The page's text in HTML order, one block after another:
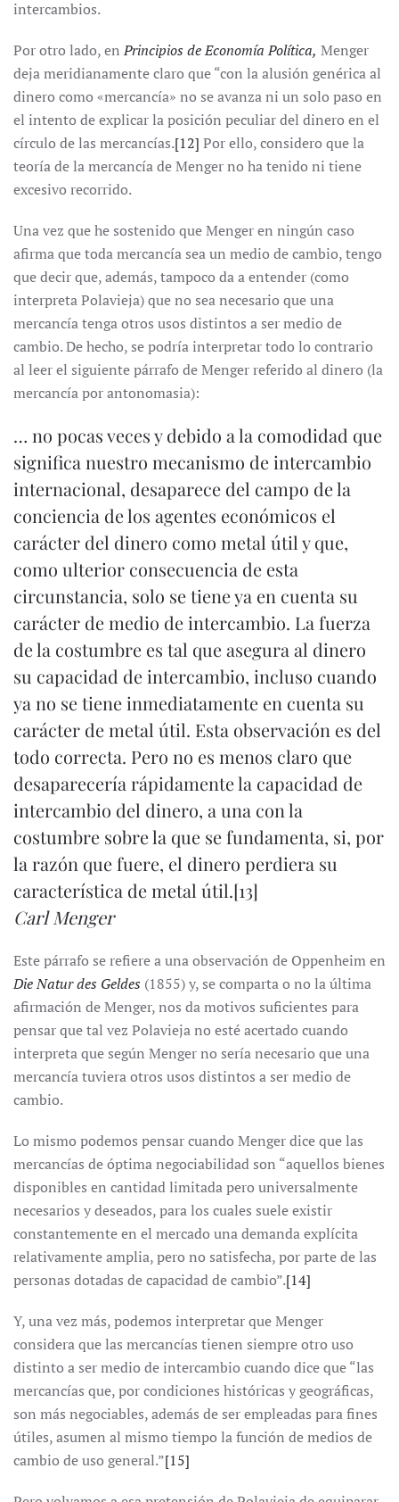
intercambios.
Por otro lado, enPrincipios de Economía Política, Menger
deja meridianamente claro que “con la alusión genérica al
dinero como «mercancía» no se avanza ni un solo paso en
el intento de explicar la posición peculiar del dinero en el
círculo de las mercancías.[12] Por ello, considero que la
teoría de la mercancía de Menger no ha tenido ni tiene
excesivo recorrido.
Una vez que he sostenido que Menger en ningún caso
afirma que toda mercancía sea un medio de cambio, tengo
que decir que, además, tampoco da a entender (como
interpreta Polavieja) que no sea necesario que una
mercancía tenga otros usos distintos a ser medio de
cambio. De hecho, se podría interpretar todo lo contrario
al leer el siguiente párrafo de Menger referido al dinero (la
mercancía por antonomasia):
… no pocas veces y debido a la comodidad que
significa nuestro mecanismo de intercambio
internacional, desaparece del campo de la
conciencia de los agentes económicos el
carácter del dinero como metal útil y que,
como ulterior consecuencia de esta
circunstancia, solo se tiene ya en cuenta su
carácter de medio de intercambio. La fuerza
de la costumbre es tal que asegura al dinero
su capacidad de intercambio, incluso cuando
ya no se tiene inmediatamente en cuenta su
carácter de metal útil. Esta observación es del
todo correcta. Pero no es menos claro que
desaparecería rápidamente la capacidad de
intercambio del dinero, a una con la
costumbre sobre la que se fundamenta, si, por
la razón que fuere, el dinero perdiera su
característica de metal útil.[13]
Carl Menger
Este párrafo se refiere a una observación de Oppenheim en
Die Natur des Geldes (1855) y, se comparta o no la última
afirmación de Menger, nos da motivos suficientes para
pensar que tal vez Polavieja no esté acertado cuando
interpreta que según Menger no sería necesario que una
mercancía tuviera otros usos distintos a ser medio de
cambio.
Lo mismo podemos pensar cuando Menger dice que las
mercancías de óptima negociabilidad son “aquellos bienes
disponibles en cantidad limitada pero universalmente
necesarios y deseados, para los cuales suele existir
constantemente en el mercado una demanda explícita
relativamente amplia, pero no satisfecha, por parte de las
personas dotadas de capacidad de cambio”.[14]
Y, una vez más, podemos interpretar que Menger
considera que las mercancías tienen siempre otro uso
distinto a ser medio de intercambio cuando dice que “las
mercancías que, por condiciones históricas y geográficas,
son más negociables, además de ser empleadas para fines
útiles, asumen al mismo tiempo la función de medios de
cambio de uso general.”[15]